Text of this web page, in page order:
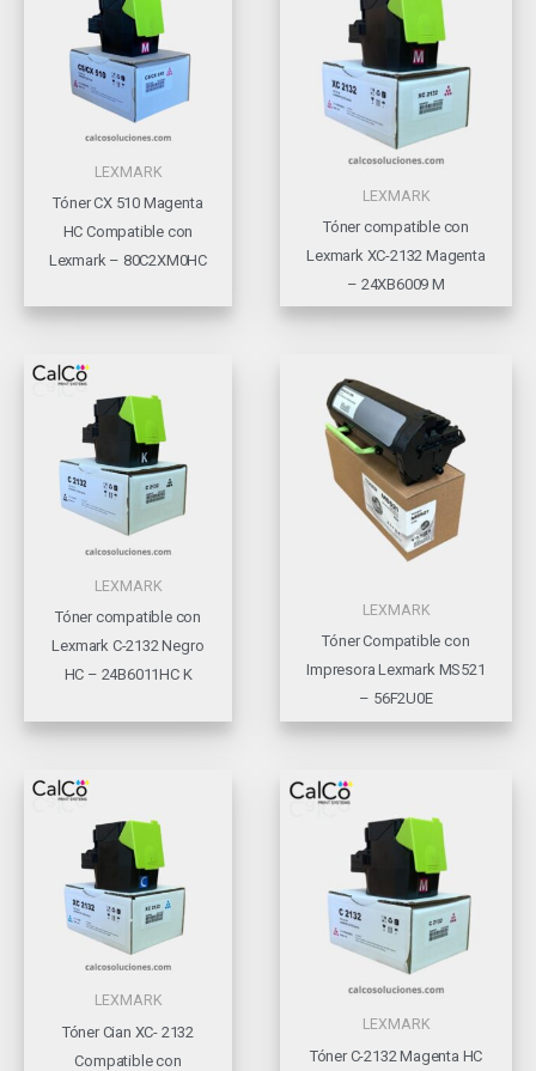
LEXMARK
Tóner CX 510 Magenta
HC Compatible con
Lexmark – 80C2XM0HC
LEXMARK
Tóner compatible con
Lexmark XC-2132 Magenta
– 24XB6009 M
LEXMARK
Tóner compatible con
Lexmark C-2132 Negro
HC – 24B6011HC K
LEXMARK
Tóner Compatible con
Impresora Lexmark MS521
– 56F2U0E
LEXMARK
Tóner Cian XC- 2132
Compatible con
LEXMARK
Tóner C-2132 Magenta HC